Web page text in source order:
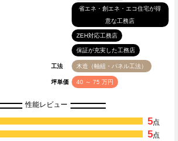
省エネ・創エネ・エコ住宅が得
意な工務店
ZEH対応工務店
保証が充実した工務店
工法 木造（軸組・パネル工法）
坪単価 40 ～ 75 万円
性能レビュー
5点
5点